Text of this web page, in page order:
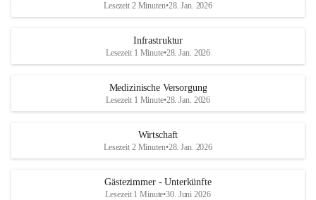
Lesezeit 2 Minuten•28. Jan. 2026
Infrastruktur
Lesezeit 1 Minute•28. Jan. 2026
Medizinische Versorgung
Lesezeit 1 Minute•28. Jan. 2026
Wirtschaft
Lesezeit 2 Minuten•28. Jan. 2026
Gästezimmer - Unterkünfte
Lesezeit 1 Minute•30. Juni 2026